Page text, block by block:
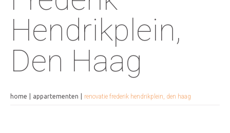
Hendrikplein,
Den Haag
home appartementen renovatie frederik hendrikplein, den haag